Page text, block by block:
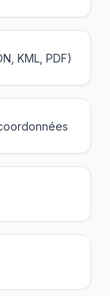
KML, PDF)